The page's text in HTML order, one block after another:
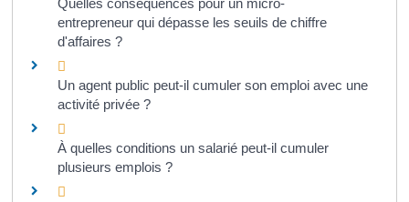
Quelles conséquences pour un micro-
entrepreneur qui dépasse les seuils de chiffre
d'affaires ?
Un agent public peut-il cumuler son emploi avec une
activité privée ?
À quelles conditions un salarié peut-il cumuler
plusieurs emplois ?